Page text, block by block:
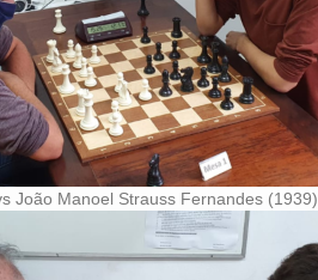
João Manoel Strauss Fernandes (1939)